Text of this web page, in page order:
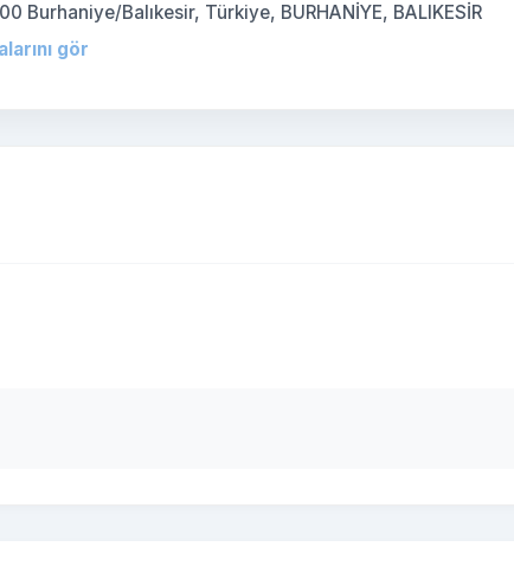
Burhaniye/Balıkesir, Türkiye, BURHANİYE, BALIKESİR
gör